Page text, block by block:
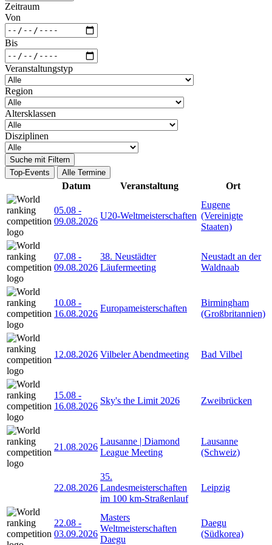
Zeitraum
Von
Bis
Veranstaltungstyp
Region
Altersklassen
Disziplinen
Suche mit Filtern
Top-Events
Alle Termine
Datum Veranstaltung Ort
05.08 -
09.08.2026
U20-Weltmeisterschaften
Eugene
(Vereinigte
Staaten)
07.08 -
09.08.2026
38. Neustädter
Läufermeeting
Neustadt an der
Waldnaab
10.08 -
16.08.2026
Europameisterschaften
Birmingham
(Großbritannien)
12.08.2026 Vilbeler Abendmeeting Bad Vilbel
15.08 -
16.08.2026
Sky's the Limit 2026 Zweibrücken
21.08.2026
Lausanne | Diamond
League Meeting
Lausanne
(Schweiz)
22.08.2026
35.
Landesmeisterschaften
im 100 km-Straßenlauf
Leipzig
22.08 -
03.09.2026
Masters
Weltmeisterschaften
Daegu
Daegu
(Südkorea)